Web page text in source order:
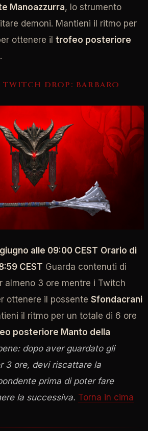
Manoazzurra, lo strumento
demoni. Mantieni il ritmo per
ottenere il trofeo posteriore
.
DROP: BARBARO
alle 09:00 CEST Orario di
CEST Guarda contenuti di
almeno 3 ore mentre i Twitch
ottenere il possente Sfondacrani
il ritmo per un totale di 6 ore
posteriore Manto della
dopo aver guardato gli
3 ore, devi riscattare la
prima di poter fare
la successiva. Torna in cima